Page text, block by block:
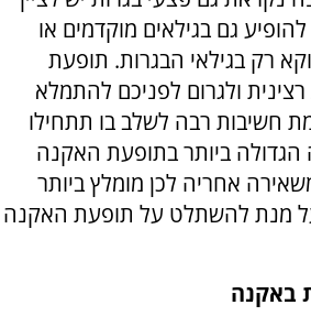
גם בגילאים מוקדמים או
רק בגילאי הבגרות. תופעת
ולגרום לפניכם להתמלא
חשיבות רבה לשלב בו תתחילו
ביותר בתופעת האקנה
אחריה לכן מומלץ ביותר
על מנת להשתלט על תופעת האקנה
באקנה